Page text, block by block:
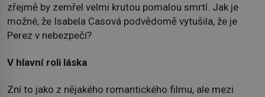
zřejmě by zemřel velmi krutou pomalou smrtí. Jak je
možné, že Isabela Casová podvědomě vytušila, že je
Perez v nebezpečí?
V hlavní roli láska
Zní to jako z nějakého romantického filmu, ale mezi